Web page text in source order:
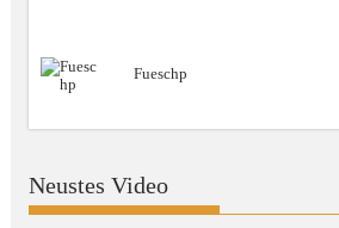
Fueschp
Neustes Video